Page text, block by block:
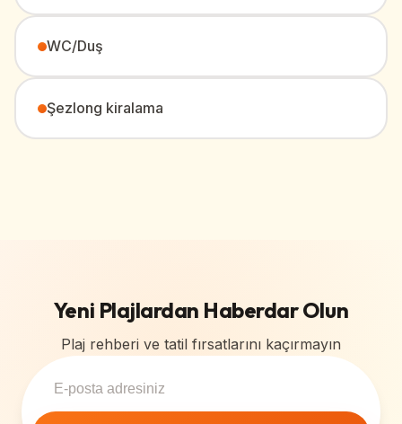
WC/Duş
Şezlong kiralama
Yeni Plajlardan Haberdar Olun
Plaj rehberi ve tatil fırsatlarını kaçırmayın